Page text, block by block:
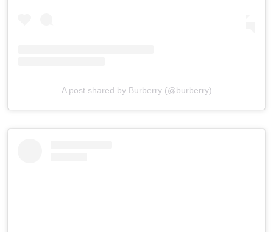
A post shared by Burberry (@burberry)